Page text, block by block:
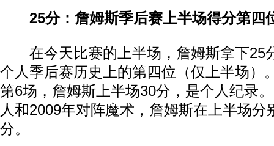
25分：詹姆斯季后赛上半场得分第四
在今天比赛的上半场，詹姆斯拿下25
个人季后赛历史上的第四位（仅上半场）
第6场，詹姆斯上半场30分，是个人纪录
人和2009年对阵魔术，詹姆斯在上半场分
分。